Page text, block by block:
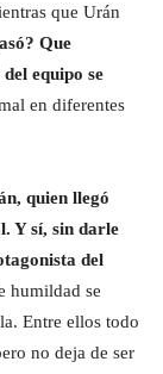
que Urán
Que
equipo se
en diferentes
quien llegó
Y sí, sin darle
del
humildad se
Entre ellos todo
no deja de ser